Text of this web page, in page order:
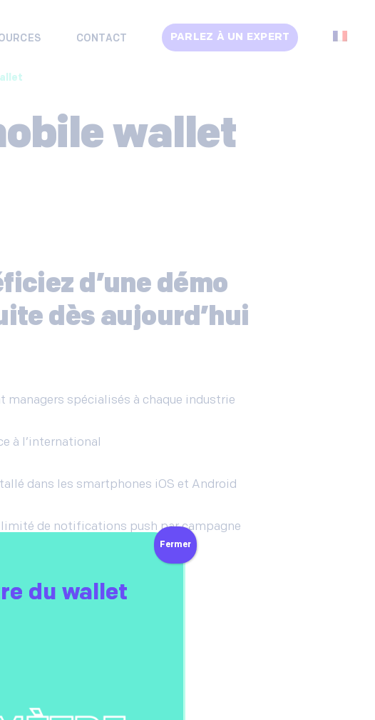
CONTACT PARLEZ À UN EXPERT
wallet
d’une démo
dès aujourd’hui
managers spécialisés à chaque industrie
à l’international
dans les smartphones iOS et Android
de notifications push par campagne
du wallet
Fermer